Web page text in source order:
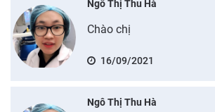
Ngô Thị Thu Hà
Chào chị
16/09/2021
Ngô Thị Thu Hà